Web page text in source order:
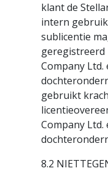
klant de
intern
sublicentie
geregistreerd
Company
gebruikt
Company
8.2